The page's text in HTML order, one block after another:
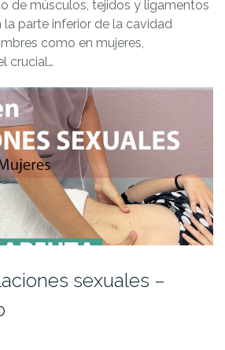
de músculos, tejidos y ligamentos
la parte inferior de la cavidad
como en mujeres,
crucial…
sexuales –